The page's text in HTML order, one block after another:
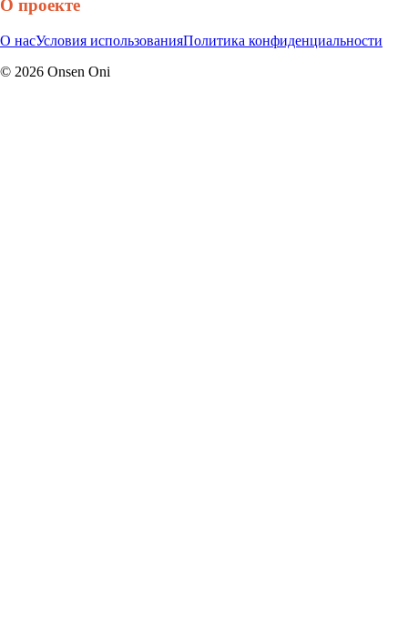
О проекте
О насУсловия использованияПолитика конфиденциальности
© 2026 Onsen Oni